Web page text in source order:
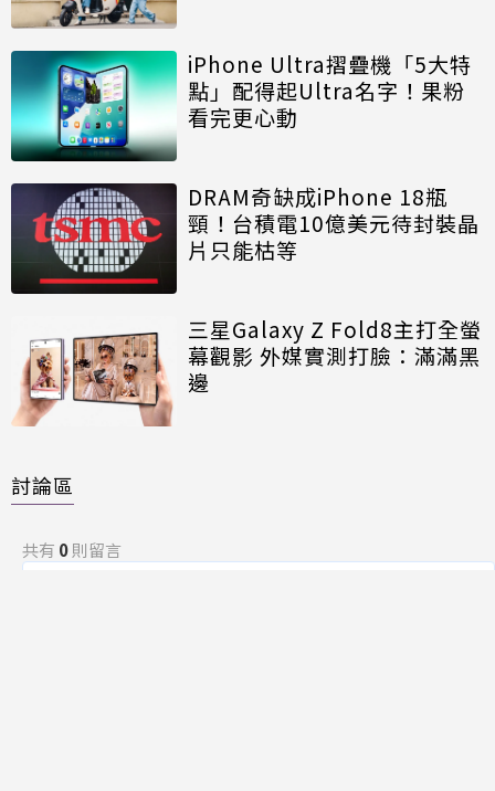
iPhone Ultra摺疊機「5大特
點」配得起Ultra名字！果粉
看完更心動
DRAM奇缺成iPhone 18瓶
頸！台積電10億美元待封裝晶
片只能枯等
三星Galaxy Z Fold8主打全螢
幕觀影 外媒實測打臉：滿滿黑
邊
討論區
共有 0則留言